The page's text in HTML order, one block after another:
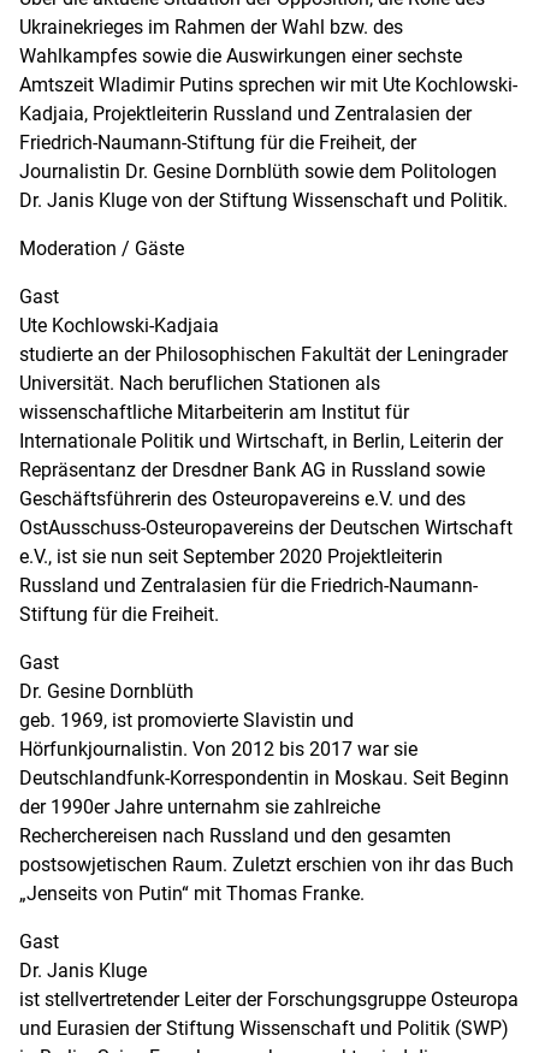
Ukrainekrieges im Rahmen der Wahl bzw. des
Wahlkampfes sowie die Auswirkungen einer sechste
Amtszeit Wladimir Putins sprechen wir mit Ute Kochlowski-
Kadjaia, Projektleiterin Russland und Zentralasien der
Friedrich-Naumann-Stiftung für die Freiheit, der
Journalistin Dr. Gesine Dornblüth sowie dem Politologen
Dr. Janis Kluge von der Stiftung Wissenschaft und Politik.
Moderation / Gäste
Gast
Ute Kochlowski-Kadjaia
studierte an der Philosophischen Fakultät der Leningrader
Universität. Nach beruflichen Stationen als
wissenschaftliche Mitarbeiterin am Institut für
Internationale Politik und Wirtschaft, in Berlin, Leiterin der
Repräsentanz der Dresdner Bank AG in Russland sowie
Geschäftsführerin des Osteuropavereins e.V. und des
OstAusschuss-Osteuropavereins der Deutschen Wirtschaft
e.V., ist sie nun seit September 2020 Projektleiterin
Russland und Zentralasien für die Friedrich-Naumann-
Stiftung für die Freiheit.
Gast
Dr. Gesine Dornblüth
geb. 1969, ist promovierte Slavistin und
Hörfunkjournalistin. Von 2012 bis 2017 war sie
Deutschlandfunk-Korrespondentin in Moskau. Seit Beginn
der 1990er Jahre unternahm sie zahlreiche
Recherchereisen nach Russland und den gesamten
postsowjetischen Raum. Zuletzt erschien von ihr das Buch
„Jenseits von Putin“ mit Thomas Franke.
Gast
Dr. Janis Kluge
ist stellvertretender Leiter der Forschungsgruppe Osteuropa
und Eurasien der Stiftung Wissenschaft und Politik (SWP)